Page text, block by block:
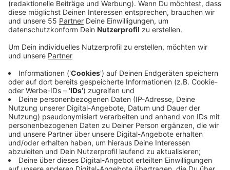
Anzeige
Der Psychiater ist von der Düsseldorfer
Staatsanwaltschaft beauftragt und soll ein Gutachten
erstellen. Da der 57-jährige Tatverdächtige schweigt,
wird das Gutachten jetzt auf Basis der
Ermittlungsakten erstellt. Medienberichte, wonach es
den Ermittlern gelungen sei, das Mobiltelefon des
Verdächtigen zu "knacken" und bei ihm Material der
rechtsextremen QAnon-Verschwörungstheorie
entdeckt wurde, bestätigte die Staatsanwältin nicht.
Die verstorbene Frau, die in der Wohnung des